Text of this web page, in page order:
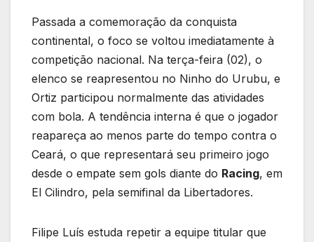
Passada a comemoração da conquista
continental, o foco se voltou imediatamente à
competição nacional. Na terça-feira (02), o
elenco se reapresentou no Ninho do Urubu, e
Ortiz participou normalmente das atividades
com bola. A tendência interna é que o jogador
reapareça ao menos parte do tempo contra o
Ceará, o que representará seu primeiro jogo
desde o empate sem gols diante do Racing, em
El Cilindro, pela semifinal da Libertadores.
Filipe Luís estuda repetir a equipe titular que